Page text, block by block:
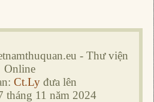
- Thư viện
Online
Ct.Ly đưa lên
tháng 11 năm 2024